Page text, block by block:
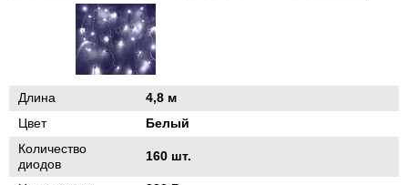
Длина
4,8 м
Цвет
Белый
Количество
диодов
160 шт.